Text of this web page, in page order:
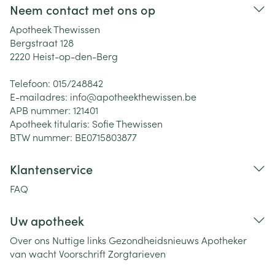
Neem contact met ons op
Apotheek Thewissen
Bergstraat 128
2220 Heist-op-den-Berg
Telefoon: 015/248842
E-mailadres: info@apotheekthewissen.be
APB nummer: 121401
Apotheek titularis: Sofie Thewissen
BTW nummer: BE0715803877
Klantenservice
FAQ
Uw apotheek
Over ons Nuttige links Gezondheidsnieuws Apotheker
van wachtVoorschriftZorgtarieven